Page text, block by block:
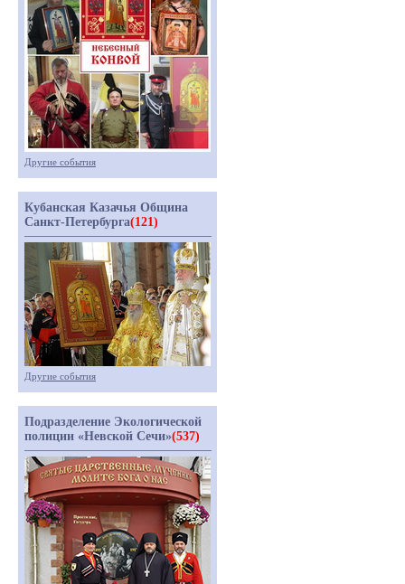
Другие события
Кубанская Казачья Община
Санкт-Петербурга(121)
Другие события
Подразделение Экологической
полиции «Невской Сечи»(537)